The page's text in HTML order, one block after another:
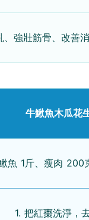
、強壯筋骨、改善
牛鰍魚木瓜花
魚 1斤、瘦肉
1. 把紅棗洗淨，